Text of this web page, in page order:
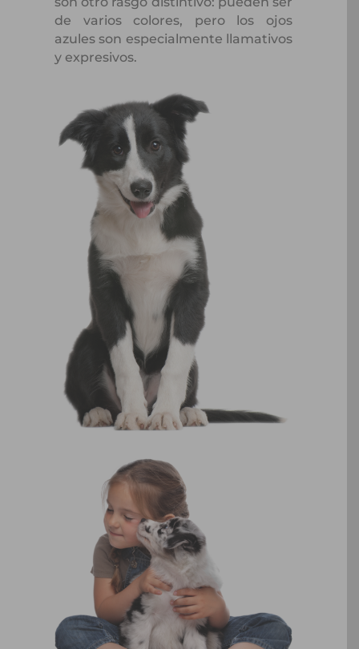
de varios colores, pero los ojos
azules son especialmente llamativos
y expresivos.